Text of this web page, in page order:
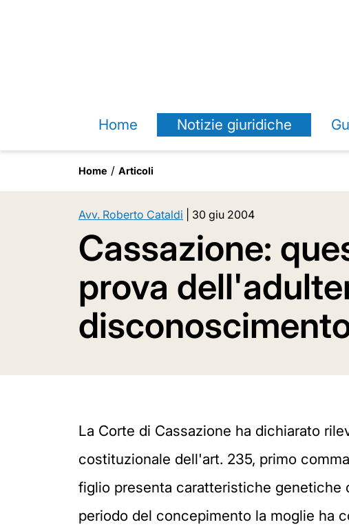
Home Notizie giuridiche
Home Articoli
Avv. Roberto Cataldi 30 giu 2004
Cassazione:
prova
La Corte di Cassazione ha dichiarato
costituzionale dell'art. 235, primo
figlio presenta caratteristiche genetiche
periodo del concepimento la moglie ha